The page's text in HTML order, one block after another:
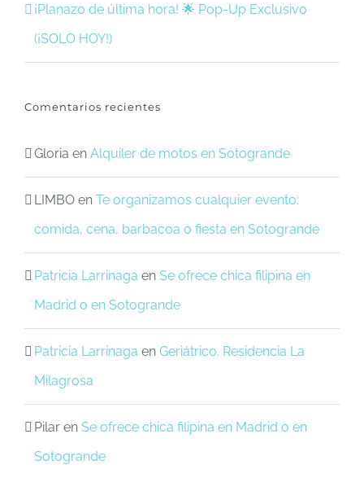
¡Planazo de última hora! 🌟 Pop-Up Exclusivo
(¡SOLO HOY!)
Comentarios recientes
Gloria en Alquiler de motos en Sotogrande
LIMBO en Te organizamos cualquier evento:
comida, cena, barbacoa o fiesta en Sotogrande
Patricia Larrinaga en Se ofrece chica filipina en
Madrid o en Sotogrande
Patricia Larrinaga en Geriátrico. Residencia La
Milagrosa
Pilar en Se ofrece chica filipina en Madrid o en
Sotogrande